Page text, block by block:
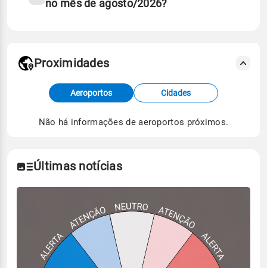
no mês de agosto/2026?
Fonte: dados combinados de estações
meteorológicas e satélite do Centro de Previsão
de Tempo e Estudos Climáticos (CPTEC).
Proximidades
Aeroportos Cidades
Não há informações de aeroportos próximos.
Últimas notícias